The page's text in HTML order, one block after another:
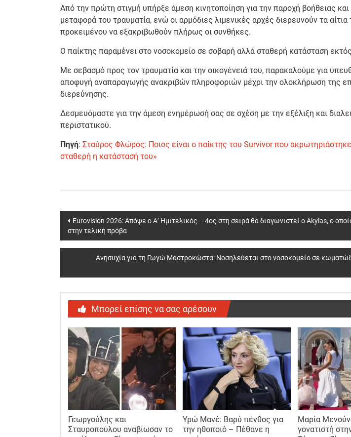
Από την πρώτη στιγμή υπήρξε άμεση κινητοποίηση για την παροχή βοήθειας
μεταφορά του τραυματία, ενώ οι αρμόδιες λιμενικές αρχές διερευνούν τα
προκειμένου να εξακριβωθούν πλήρως οι συνθήκες.
Ο παίκτης παραμένει στο νοσοκομείο σε σοβαρή αλλά σταθερή κατάσταση
Με σεβασμό προς τον τραυματία και την οικογένειά του, παρακαλούμε για
αποφυγή αναπαραγωγής ανακριβών πληροφοριών μέχρι την ολοκλήρωση της
διερεύνησης.
Δεσμευόμαστε για την άμεση ενημέρωσή σας σε σχέση με την εξέλιξη και
περιστατικού.
Πηγή: Σταύρος Φλώρος: Ποιος είναι ο παίκτης του Survivor που
σταθερή η κατάστασή του»
Post
navigation
Eurovision 2026: Απόψε ο Α’ Ημιτελικός – 4ος στη σειρά θα διαγωνιστεί ο Akylas, ο
στην τελική πρόβα
Ανησυχία για τη Γωγώ Μαστροκώστα: Νοσηλεύεται στο νοσοκομείο σε
Μπορεί επίσης να σας αρέσουν
Γεωργούλης και
Σταυροπούλου αναβίωσαν το
Υρώ Μανέ: Βαρύ πένθος για
την ηθοποιό – Πέθανε η
Μαρία
γονατιστή